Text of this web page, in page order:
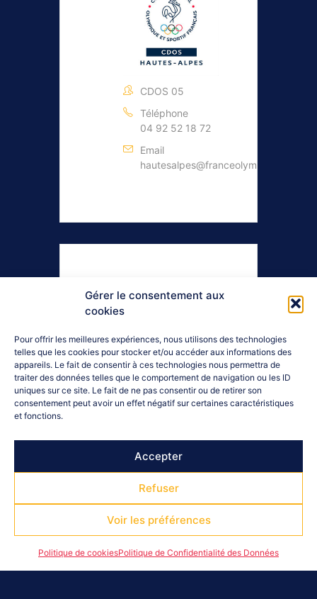
Gérer le consentement aux
cookies
Pour offrir les meilleures expériences, nous utilisons des technologies
telles que les cookies pour stocker et/ou accéder aux informations des
appareils. Le fait de consentir à ces technologies nous permettra de
traiter des données telles que le comportement de navigation ou les ID
uniques sur ce site. Le fait de ne pas consentir ou de retirer son
consentement peut avoir un effet négatif sur certaines caractéristiques
et fonctions.
Accepter
Refuser
Voir les préférences
Politique de cookiesPolitique de Confidentialité des Données
CDOS 05
Téléphone
04 92 52 18 72
Email
hautesalpes@franceolympique.com
+ Ajouter à mon Agenda Google
+ iCal / Outlook export
PARTAGEZ CET
ÉVÉNEMENT